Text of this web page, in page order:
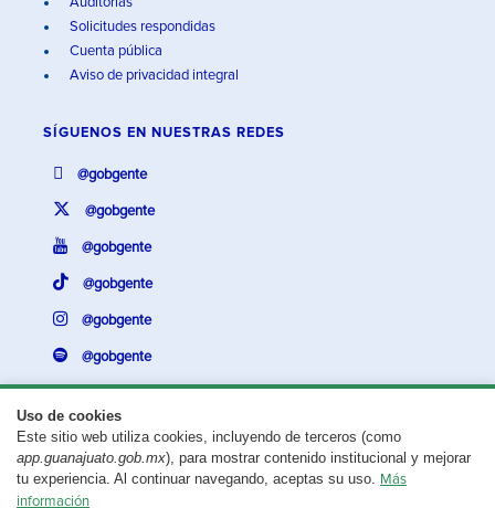
Uso de cookies
Este sitio web utiliza cookies, incluyendo de terceros (como
app.guanajuato.gob.mx), para mostrar contenido institucional y mejorar
tu experiencia. Al continuar navegando, aceptas su uso. Más
información
Solicitudes respondidas
Cuenta pública
Aviso de privacidad integral
SÍGUENOS EN NUESTRAS REDES
@gobgente
@gobgente
@gobgente
@gobgente
@gobgente
@gobgente
¿Existe algún problema con esta página?Repórtalo aquí.
Aviso legal